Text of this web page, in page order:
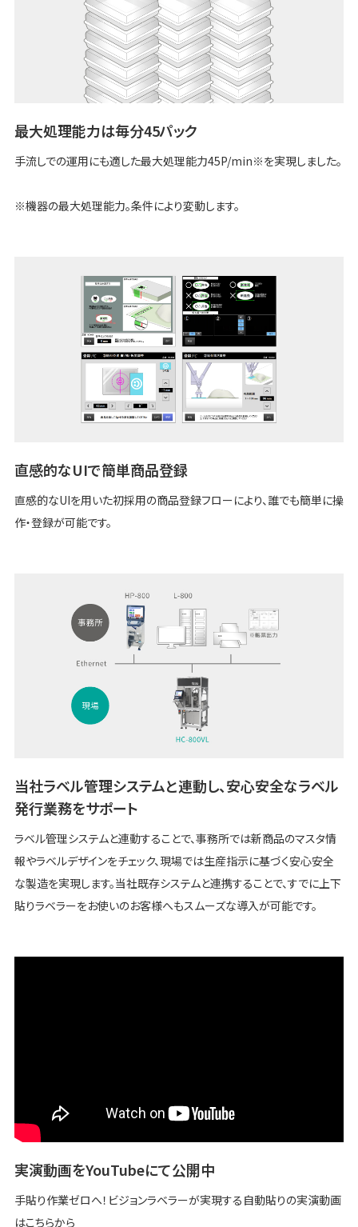
最大処理能力は毎分45パック
手流しでの運用にも適した最大処理能力45P/min※を実現しました。
※機器の最大処理能力。条件により変動します。
直感的なUIで簡単商品登録
直感的なUIを用いた初採用の商品登録フローにより、誰でも簡単に操
作・登録が可能です。
当社ラベル管理システムと連動し、安心安全なラベル
発行業務をサポート
ラベル管理システムと連動することで、事務所では新商品のマスタ情
報やラベルデザインをチェック、現場では生産指示に基づく安心安全
な製造を実現します。当社既存システムと連携することで、すでに上下
貼りラベラーをお使いのお客様へもスムーズな導入が可能です。
実演動画をYouTubeにて公開中
手貼り作業ゼロへ！ビジョンラベラーが実現する自動貼りの実演動画
はこちらから